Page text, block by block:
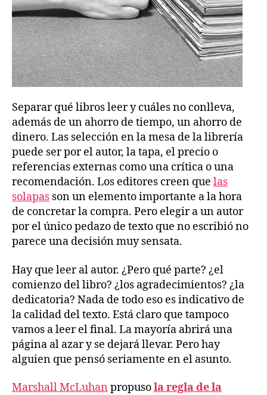
Separar qué libros leer y cuáles no conlleva,
además de un ahorro de tiempo, un ahorro de
dinero. Las selección en la mesa de la librería
puede ser por el autor, la tapa, el precio o
referencias externas como una crítica o una
recomendación. Los editores creen que las
solapas son un elemento importante a la hora
de concretar la compra. Pero elegir a un autor
por el único pedazo de texto que no escribió no
parece una decisión muy sensata.
Hay que leer al autor. ¿Pero qué parte? ¿el
comienzo del libro? ¿los agradecimientos? ¿la
dedicatoria? Nada de todo eso es indicativo de
la calidad del texto. Está claro que tampoco
vamos a leer el final. La mayoría abrirá una
página al azar y se dejará llevar. Pero hay
alguien que pensó seriamente en el asunto.
Marshall McLuhan propusola regla de la